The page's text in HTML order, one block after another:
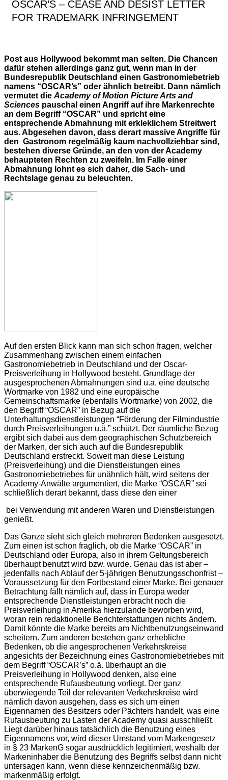
OSCAR’S – CEASE AND DESIST LETTER
FOR TRADEMARK INFRINGEMENT
Post aus Hollywood bekommt man selten. Die Chancen
dafür stehen allerdings ganz gut, wenn man in der
Bundesrepublik Deutschland einen Gastronomiebetrieb
namens “OSCAR’s” oder ähnlich betreibt. Dann nämlich
vermutet die Academy of Motion Picture Arts and
Sciences pauschal einen Angriff auf ihre Markenrechte
an dem Begriff “OSCAR” und spricht eine
entsprechende Abmahnung mit erkleklichem Streitwert
aus. Abgesehen davon, dass derart massive Angriffe für
den Gastronom regelmäßig kaum nachvollziehbar sind,
bestehen diverse Gründe, an den von der Academy
behaupteten Rechten zu zweifeln. Im Falle einer
Abmahnung lohnt es sich daher, die Sach- und
Rechtslage genau zu beleuchten.
Auf den ersten Blick kann man sich schon fragen, welcher
Zusammenhang zwischen einem einfachen
Gastronomiebetrieb in Deutschland und der Oscar-
Preisverleihung in Hollywood besteht. Grundlage der
ausgesprochenen Abmahnungen sind u.a. eine deutsche
Wortmarke von 1982 und eine europäische
Gemeinschaftsmarke (ebenfalls Wortmarke) von 2002, die
den Begriff “OSCAR” in Bezug auf die
Unterhaltungsdienstleistungen “Förderung der Filmindustrie
durch Preisverleihungen u.ä.” schützt. Der räumliche Bezug
ergibt sich dabei aus dem geographischen Schutzbereich
der Marken, der sich auch auf die Bundesrepublik
Deutschland erstreckt. Soweit man diese Leistung
(Preisverleihung) und die Dienstleistungen eines
Gastronomiebetriebes für unähnlich hält, wird seitens der
Academy-Anwälte argumentiert, die Marke “OSCAR” sei
schließlich derart bekannt, dass diese den einer
bei Verwendung mit anderen Waren und Dienstleistungen
genießt.
Das Ganze sieht sich gleich mehreren Bedenken ausgesetzt.
Zum einen ist schon fraglich, ob die Marke “OSCAR” in
Deutschland oder Europa, also in ihrem Geltungsbereich
überhaupt benutzt wird bzw. wurde. Genau das ist aber –
jedenfalls nach Ablauf der 5-jährigen Benutzungsschonfrist –
Voraussetzung für den Fortbestand einer Marke. Bei genauer
Betrachtung fällt nämlich auf, dass in Europa weder
entsprechende Dienstleistungen erbracht noch die
Preisverleihung in Amerika hierzulande beworben wird,
woran rein redaktionelle Berichterstattungen nichts ändern.
Damit könnte die Marke bereits am Nichtbenutzungseinwand
scheitern. Zum anderen bestehen ganz erhebliche
Bedenken, ob die angesprochenen Verkehrskreise
angesichts der Bezeichnung eines Gastronomiebetriebes mit
dem Begriff “OSCAR’s” o.ä. überhaupt an die
Preisverleihung in Hollywood denken, also eine
entsprechende Rufausbeutung vorliegt. Der ganz
überwiegende Teil der relevanten Verkehrskreise wird
nämlich davon ausgehen, dass es sich um einen
Eigennamen des Besitzers oder Pächters handelt, was eine
Rufausbeutung zu Lasten der Academy quasi ausschließt.
Liegt darüber hinaus tatsächlich die Benutzung eines
Eigennamens vor, wird dieser Umstand vom Markengesetz
in § 23 MarkenG sogar ausdrücklich legitimiert, weshalb der
Markeninhaber die Benutzung des Begriffs selbst dann nicht
untersagen kann, wenn diese kennzeichenmäßig bzw.
markenmäßig erfolgt.